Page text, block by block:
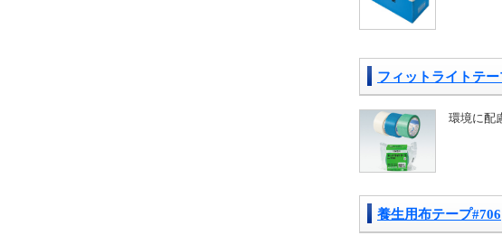
フィットライトテー
環境に配
養生用布テープ#706